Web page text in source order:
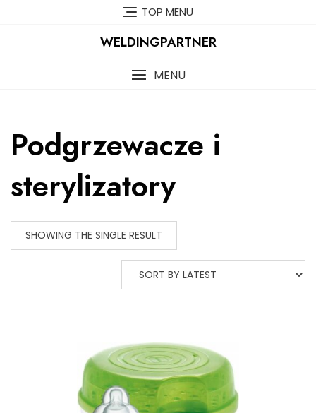
TOP MENU
WELDINGPARTNER
MENU
Podgrzewacze i
sterylizatory
SHOWING THE SINGLE RESULT